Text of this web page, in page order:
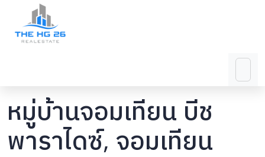
หมู่บ้านจอมเทียน บีช
พาราไดซ์, จอมเทียน